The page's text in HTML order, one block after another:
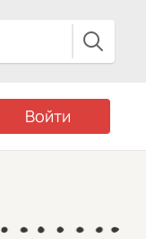
Войти